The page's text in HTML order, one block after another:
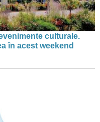
culturale.
în acest weekend